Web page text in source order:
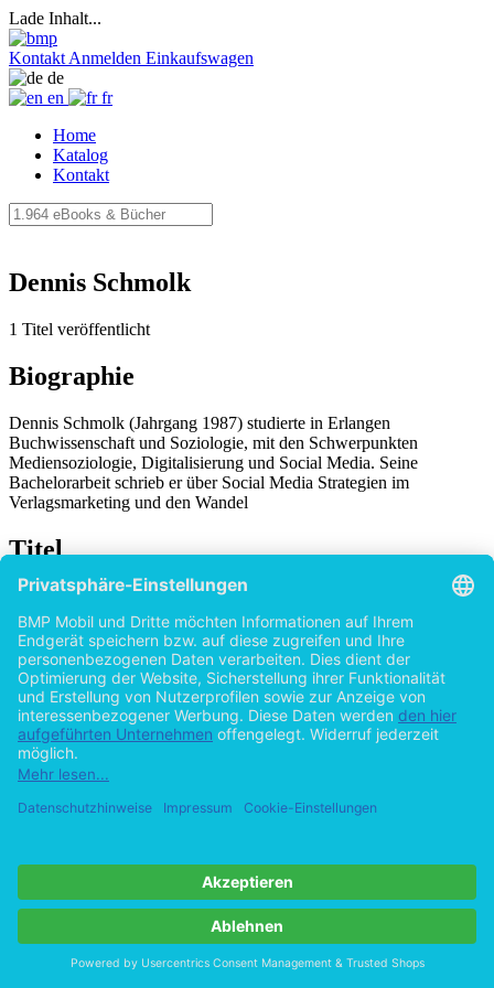
Lade Inhalt...
Kontakt Anmelden Einkaufswagen
de
en
fr
Home
Katalog
Kontakt
Dennis Schmolk
1 Titel veröffentlicht
Biographie
Dennis Schmolk (Jahrgang 1987) studierte in Erlangen
Buchwissenschaft und Soziologie, mit den Schwerpunkten
Mediensoziologie, Digitalisierung und Social Media. Seine
Bachelorarbeit schrieb er über Social Media Strategien im
Verlagsmarketing und den Wandel
Titel
Die neue Medienrevolution: Wie wir in Zukunft
mit Kunden sprechen
vonDennis Schmolk (Autor:in) 2015
©2012 Bachelorarbeit 58 Seiten
Hilfe/FAQ
Impressum
Datenschutz
Copyright ©Imprint in der Bedey & Thoms Media GmbH powered
Cookie-Einstellungen